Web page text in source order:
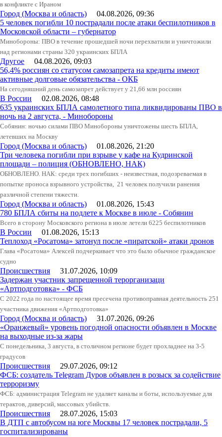
в конфликте с Ираном
Город (Москва и область) 04.08.2026, 09:36
5 человек погибли 10 пострадали после атаки беспилотников в
Московской области – губернатор
Минобороны: ПВО в течение прошедшей ночи перехватили и уничтожили
над регионами страны 320 украинских БПЛА
Другое 04.08.2026, 09:03
56,4% россиян со статусом самозапрета на кредиты имеют
активные долговые обязательства - ОКБ
На сегодняшний день самозапрет действует у 21,66 млн россиян
В России 02.08.2026, 08:48
635 украинских БПЛА самолетного типа ликвидированы ПВО в
ночь на 2 августа, - Минобороны
Собянин: ночью силами ПВО Минобороны уничтожены шесть БПЛА,
летевших на Москву
Город (Москва и область) 01.08.2026, 21:20
Три человека погибли при взрыве у кафе на Кудринской
площади – полиция (ОБНОВЛЕНО, НАК)
ОБНОВЛЕНО. НАК: среди трех погибших - неизвестная, подозреваемая в
попытке проноса взрывного устройства, 21 человек получили ранения
различной степени тяжести.
Город (Москва и область) 01.08.2026, 15:43
780 БПЛА сбиты на подлете к Москве в июле - Собянин
Всего в сторону Московского региона в июле летели 6225 беспилотников
В России 01.08.2026, 15:13
Теплоход «Росатома» затонул после «пиратской» атаки дронов
Глава «Росатома» Алексей подчеркивает что это было обычное гражданское
судно
Происшествия 31.07.2026, 10:09
Задержан участник запрещенной терорганизаци
«Артподготовка» - ФСБ
С 2022 года по настоящее время пресечена противоправная деятельность 251
участника движения «Артподготовка»
Город (Москва и область) 31.07.2026, 09:26
«Оранжевый» уровень погодной опасности объявлен в Москве
на выходные из-за жары
С понедельника, 3 августа, в столичном регионе будет прохладнее на 3-5
градусов
Происшествия 29.07.2026, 09:12
ФСБ: создатель Telegram Дуров объявлен в розыск за содействие
терроризму
ФСБ: администрация Telegram не удаляет каналы и боты, используемые для
терактов, диверсий, массовых убийств.
Происшествия 28.07.2026, 15:03
В ДТП с автобусом на юге Москвы 17 человек пострадали, 5
госпитализированы